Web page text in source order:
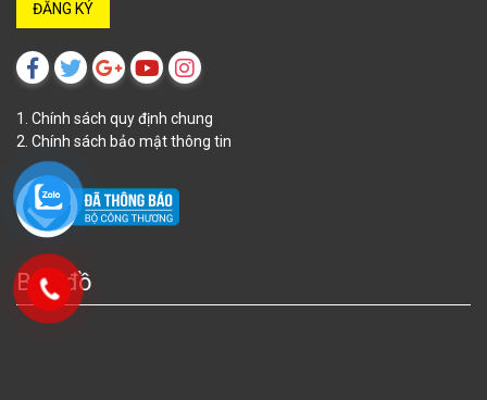
1. Chính sách quy định chung
2. Chính sách bảo mật thông tin
Bản đồ